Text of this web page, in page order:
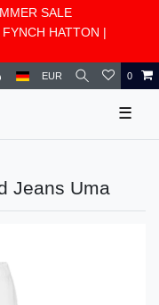
SALE
FYNCH HATTON |
EUR 0
☰
Jeans Uma